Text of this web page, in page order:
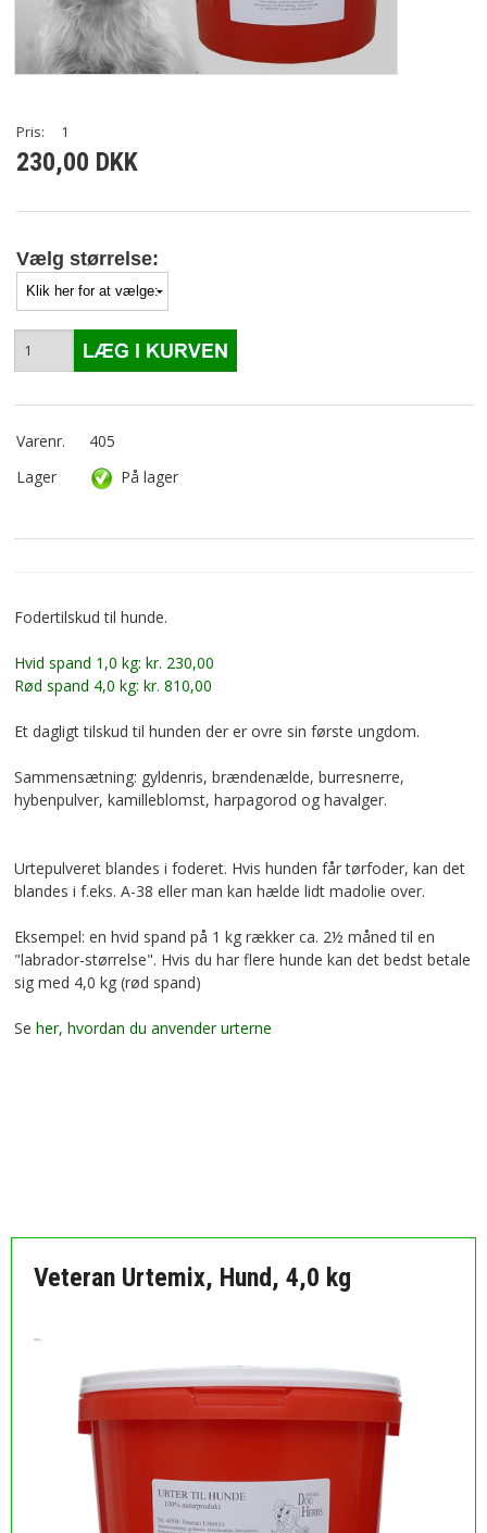
NYHEDSBREV
Pris: 1
230,00 DKK
Vælg størrelse:
Varenr.
405
Lager
På lager
Fodertilskud til hunde.
Hvid spand 1,0 kg: kr. 230,00
Rød spand 4,0 kg: kr. 810,00
Et dagligt tilskud til hunden der er ovre sin første ungdom.
Sammensætning: gyldenris, brændenælde, burresnerre,
hybenpulver, kamilleblomst, harpagorod og havalger.
Urtepulveret blandes i foderet. Hvis hunden får tørfoder, kan det
blandes i f.eks. A-38 eller man kan hælde lidt madolie over.
Eksempel: en hvid spand på 1 kg rækker ca. 2½ måned til en
"labrador-størrelse". Hvis du har flere hunde kan det bedst betale
sig med 4,0 kg (rød spand)
Se her, hvordan du anvender urterne
Veteran Urtemix, Hund, 4,0 kg